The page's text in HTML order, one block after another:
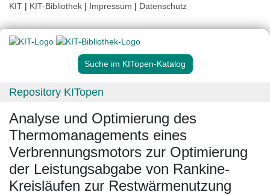
KIT | KIT-Bibliothek | Impressum | Datenschutz
Suche im KITopen-Katalog
Repository KITopen
Analyse und Optimierung des
Thermomanagements eines
Verbrennungsmotors zur Optimierung
der Leistungsabgabe von Rankine-
Kreisläufen zur Restwärmenutzung